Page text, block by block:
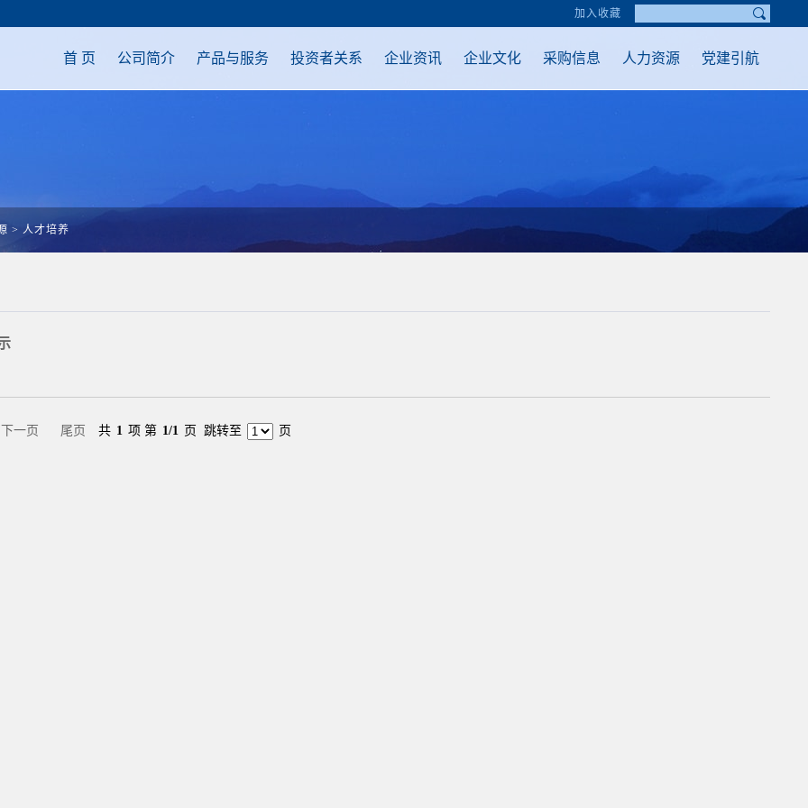
加入收藏
首 页 公司简介 产品与服务 投资者关系 企业资讯 企业文化 采购信息 人力资源 党建引航
> 人才培养
下一页 尾页 共 1 项 第 1/1 页 跳转至 页